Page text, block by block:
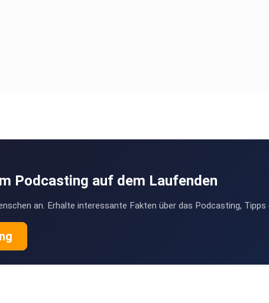
Podcasting auf dem Laufenden
an. Erhalte interessante Fakten über das Podcasting,